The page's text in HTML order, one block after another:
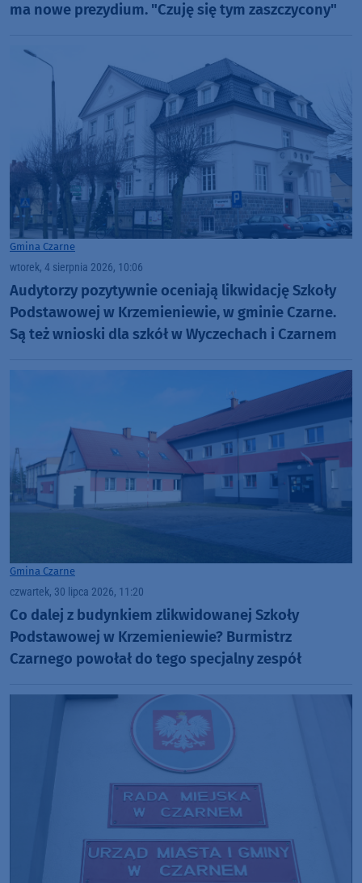
ma nowe prezydium. "Czuję się tym zaszczycony"
Gmina Czarne
wtorek, 4 sierpnia 2026, 10:06
Audytorzy pozytywnie oceniają likwidację Szkoły
Podstawowej w Krzemieniewie, w gminie Czarne.
Są też wnioski dla szkół w Wyczechach i Czarnem
Gmina Czarne
czwartek, 30 lipca 2026, 11:20
Co dalej z budynkiem zlikwidowanej Szkoły
Podstawowej w Krzemieniewie? Burmistrz
Czarnego powołał do tego specjalny zespół